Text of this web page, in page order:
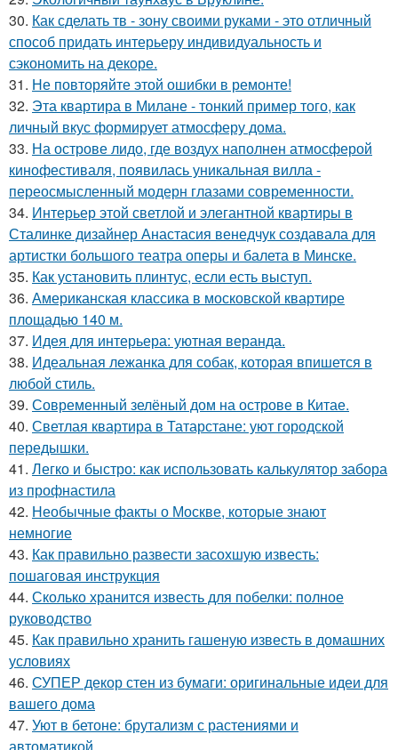
30. Как сделать тв - зону своими руками - это отличный
способ придать интерьеру индивидуальность и
сэкономить на декоре.
31. Не повторяйте этой ошибки в ремонте!
32. Эта квартира в Милане - тонкий пример того, как
личный вкус формирует атмосферу дома.
33. На острове лидо, где воздух наполнен атмосферой
кинофестиваля, появилась уникальная вилла -
переосмысленный модерн глазами современности.
34. Интерьер этой светлой и элегантной квартиры в
Сталинке дизайнер Анастасия венедчук создавала для
артистки большого театра оперы и балета в Минске.
35. Как установить плинтус, если есть выступ.
36. Американская классика в московской квартире
площадью 140 м.
37. Идея для интерьера: уютная веранда.
38. Идеальная лежанка для собак, которая впишется в
любой стиль.
39. Современный зелёный дом на острове в Китае.
40. Светлая квартира в Татарстане: уют городской
передышки.
41. Легко и быстро: как использовать калькулятор забора
из профнастила
42. Необычные факты о Москве, которые знают
немногие
43. Как правильно развести засохшую известь:
пошаговая инструкция
44. Сколько хранится известь для побелки: полное
руководство
45. Как правильно хранить гашеную известь в домашних
условиях
46. СУПЕР декор стен из бумаги: оригинальные идеи для
вашего дома
47. Уют в бетоне: брутализм с растениями и
автоматикой.